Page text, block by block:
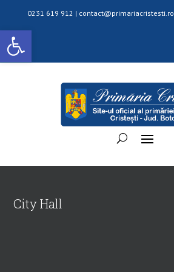
Deschide bara de unelte
0231 619 912 | contact@primariacristesti.ro
City Hall